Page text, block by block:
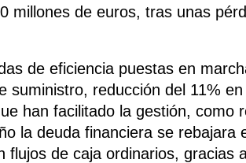
millones de euros, tras unas
de eficiencia puestas en
suministro, reducción del 11%
han facilitado la gestión, como
la deuda financiera se rebajara
flujos de caja ordinarios, gracias